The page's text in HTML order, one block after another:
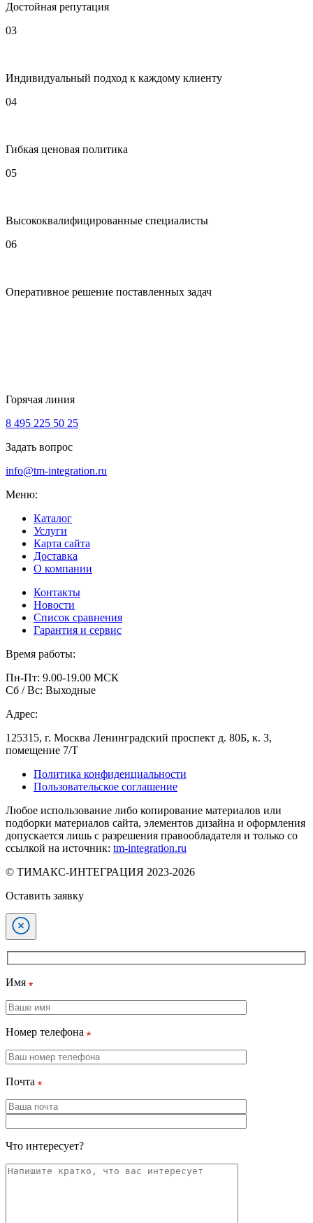
Достойная репутация
03
Индивидуальный подход к каждому клиенту
04
Гибкая ценовая политика
05
Высококвалифицированные специалисты
06
Оперативное решение поставленных задач
Горячая линия
8 495 225 50 25
Задать вопрос
info@tm-integration.ru
Меню:
Каталог
Услуги
Карта сайта
Доставка
О компании
Контакты
Новости
Список сравнения
Гарантия и сервис
Время работы:
Пн-Пт: 9.00-19.00 МСК
Сб / Вс: Выходные
Адрес:
125315, г. Москва Ленинградский проспект д. 80Б, к. 3,
помещение 7/Т
Политика конфиденциальности
Пользовательское соглашение
Любое использование либо копирование материалов или
подборки материалов сайта, элементов дизайна и оформления
допускается лишь с разрешения правообладателя и только со
ссылкой на источник: tm-integration.ru
© ТИМАКС-ИНТЕГРАЦИЯ 2023-2026
Оставить заявку
Имя
Номер телефона
Почта
Что интересует?